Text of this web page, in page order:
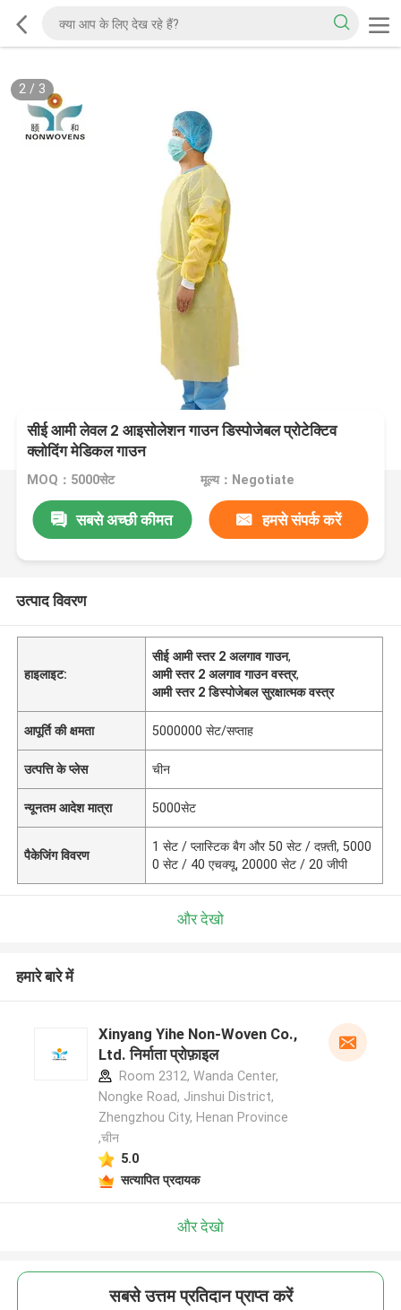
2/ 3
सीई आमी लेवल 2 आइसोलेशन गाउन डिस्पोजेबल प्रोटेक्टिव
क्लोदिंग मेडिकल गाउन
MOQ：5000सेट मूल्य：Negotiate
सबसे अच्छी कीमत हमसे संपर्क करें
उत्पाद विवरण
हाइलाइट:
सीई आमी स्तर 2 अलगाव गाउन,
आमी स्तर 2 अलगाव गाउन वस्त्र,
आमी स्तर 2 डिस्पोजेबल सुरक्षात्मक वस्त्र
आपूर्ति की क्षमता 5000000 सेट/सप्ताह
उत्पत्ति के प्लेस चीन
न्यूनतम आदेश मात्रा 5000सेट
पैकेजिंग विवरण
1 सेट / प्लास्टिक बैग और 50 सेट / दफ़्ती, 5000
0 सेट / 40 एचक्यू, 20000 सेट / 20 जीपी
और देखो
हमारे बारे में
Xinyang Yihe Non-Woven Co.,
Ltd. निर्माता प्रोफ़ाइल
Room 2312, Wanda Center,
Nongke Road, Jinshui District,
Zhengzhou City, Henan Province
,चीन
5.0
सत्यापित प्रदायक
और देखो
सबसे उत्तम प्रतिदान प्राप्त करें